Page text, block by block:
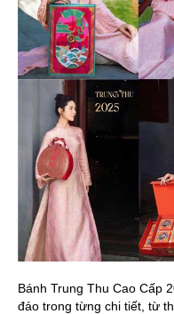
Bánh Trung Thu Cao Cấp
đáo trong từng chi tiết, từ